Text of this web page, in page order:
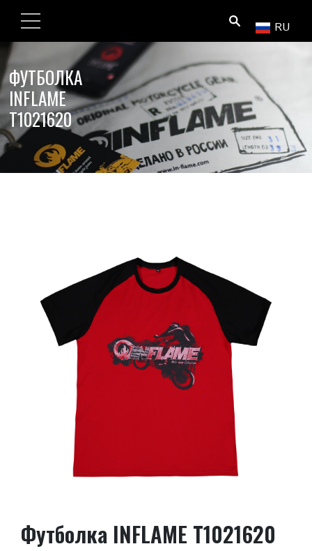
ПОИСК RU
ФУТБОЛКА
INFLAME
T1021620
Футболка INFLAME T1021620